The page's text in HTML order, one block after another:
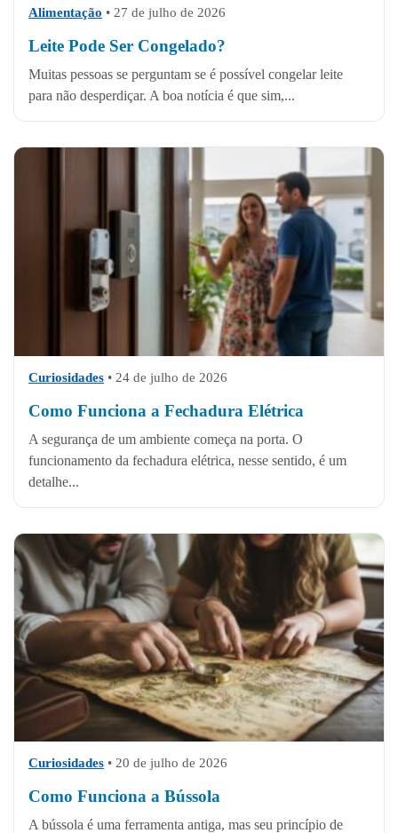
Alimentação • 27 de julho de 2026
Leite Pode Ser Congelado?
Muitas pessoas se perguntam se é possível congelar leite
para não desperdiçar. A boa notícia é que sim,...
Curiosidades • 24 de julho de 2026
Como Funciona a Fechadura Elétrica
A segurança de um ambiente começa na porta. O
funcionamento da fechadura elétrica, nesse sentido, é um
detalhe...
Curiosidades • 20 de julho de 2026
Como Funciona a Bússola
A bússola é uma ferramenta antiga, mas seu princípio de